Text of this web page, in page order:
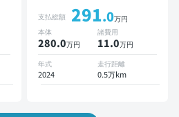
ズ 3列シート スマートキー
バックモニター ドライブレ
コーダー 衝突軽減 7人乗り
支払総額 291.0万円
本体
280.0万円
諸費用
11.0万円
年式
2024
走行距離
0.5万km